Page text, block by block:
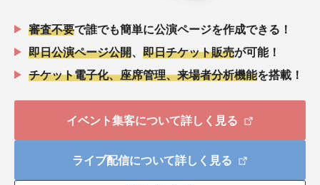
審査不要で誰でも簡単に公演ページを作成できる！
即日公演ページ公開
即日チケット販売が可能！
チケット電子化、座席管理、来場者分析機能を搭載！
イベント集客について詳しく見る
ライブ配信について詳しく見る